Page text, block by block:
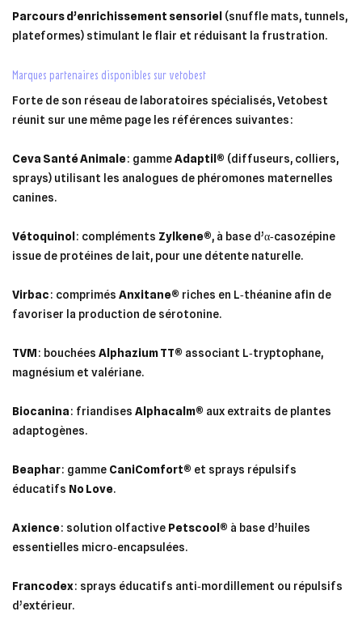
Parcours d’enrichissement sensoriel (snuffle mats, tunnels,
plateformes) stimulant le flair et réduisant la frustration.
marques partenaires disponibles sur vetobest
Forte de son réseau de laboratoires spécialisés, Vetobest
réunit sur une même page les références suivantes :
Ceva Santé Animale: gammeAdaptil® (diffuseurs, colliers,
sprays) utilisant les analogues de phéromones maternelles
canines.
Vétoquinol : compléments Zylkene®, à base d’α‑casozépine
issue de protéines de lait, pour une détente naturelle.
Virbac: comprimés Anxitane® riches en L‑théanine afin de
favoriser la production de sérotonine.
TVM: bouchées Alphazium TT® associant L‑tryptophane,
magnésium et valériane.
Biocanina: friandises Alphacalm® aux extraits de plantes
adaptogènes.
Beaphar: gamme CaniComfort® et sprays répulsifs
éducatifs No Love.
Axience: solution olfactive Petscool® à base d’huiles
essentielles micro‑encapsulées.
Francodex: sprays éducatifs anti‑mordillement ou répulsifs
d’extérieur.